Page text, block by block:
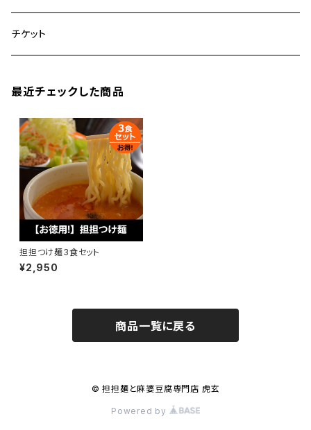
チケット
最近チェックした商品
担担つけ麺3食セット
¥2,950
商品一覧に戻る
© 担担麺と麻婆豆腐専門店 虎玄
Powered by